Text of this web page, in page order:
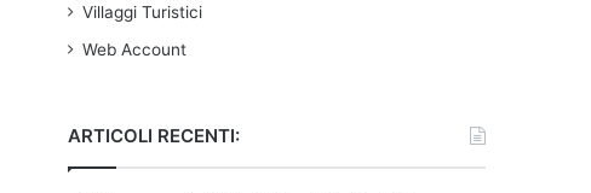
Villaggi Turistici
Web Account
ARTICOLI RECENTI: